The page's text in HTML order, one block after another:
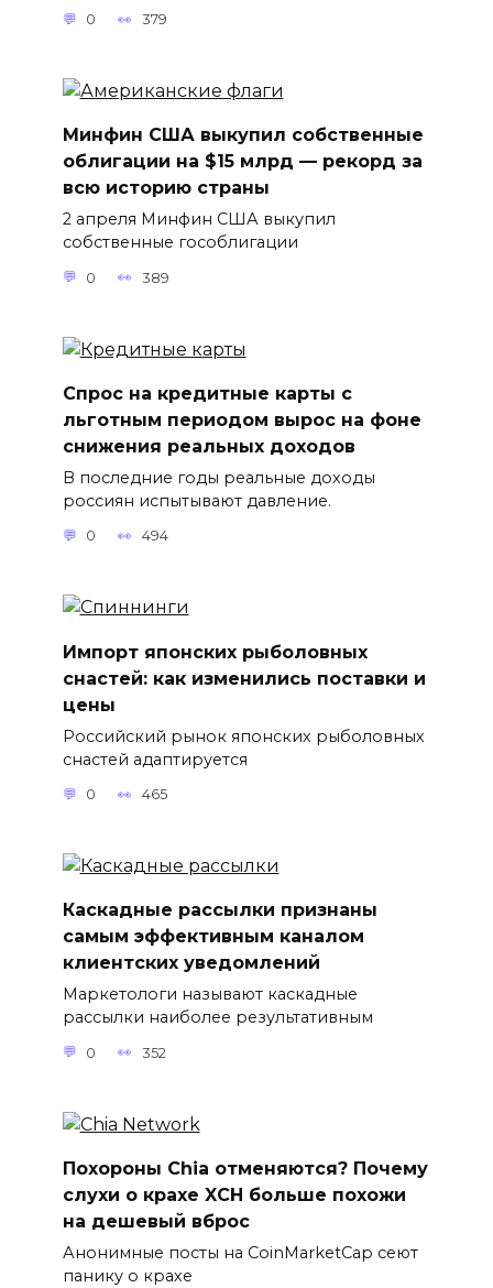
0 379
Минфин США выкупил собственные
облигации на $15 млрд — рекорд за
всю историю страны
2 апреля Минфин США выкупил
собственные гособлигации
0 389
Спрос на кредитные карты с
льготным периодом вырос на фоне
снижения реальных доходов
В последние годы реальные доходы
россиян испытывают давление.
0 494
Импорт японских рыболовных
снастей: как изменились поставки и
цены
Российский рынок японских рыболовных
снастей адаптируется
0 465
Каскадные рассылки признаны
самым эффективным каналом
клиентских уведомлений
Маркетологи называют каскадные
рассылки наиболее результативным
0 352
Похороны Chia отменяются? Почему
слухи о крахе XCH больше похожи
на дешевый вброс
Анонимные посты на CoinMarketCap сеют
панику о крахе